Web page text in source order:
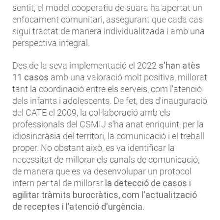
sentit, el model cooperatiu de suara ha aportat un
enfocament comunitari, assegurant que cada cas
sigui tractat de manera individualitzada i amb una
perspectiva integral.
Des de la seva implementació el 2022 s'han atès
11 casos amb una valoració molt positiva, millorat
tant la coordinació entre els serveis, com l'atenció
dels infants i adolescents. De fet, des d'inauguració
del CATE el 2009, la col·laboració amb els
professionals del CSMIJ s’ha anat enriquint, per la
idiosincràsia del territori, la comunicació i el treball
proper. No obstant això, es va identificar la
necessitat de millorar els canals de comunicació,
de manera que es va desenvolupar un protocol
intern per tal de millorar la detecció de casos i
agilitar tràmits burocràtics, com l'actualització
de receptes i l’atenció d'urgència.